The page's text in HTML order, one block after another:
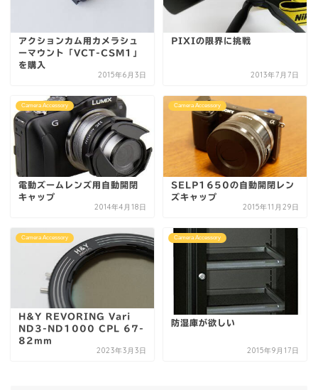
アクションカム用カメラシュ
ーマウント「VCT-CSM1」
を購入
2015年6月3日
PIXIの限界に挑戦
2013年7月7日
Camera Accessory
電動ズームレンズ用自動開閉
キャップ
2014年4月18日
Camera Accessory
SELP1650の自動開閉レン
ズキャップ
2015年11月29日
Camera Accessory
H&Y REVORING Vari
ND3-ND1000 CPL 67-
82mm
2023年3月3日
Camera Accessory
防湿庫が欲しい
2015年9月17日